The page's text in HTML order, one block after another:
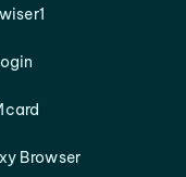
Browser